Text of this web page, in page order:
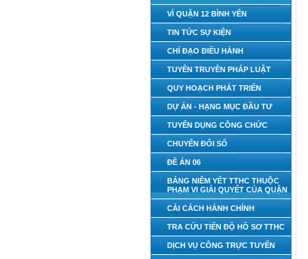
VÌ QUẬN 12 BÌNH YÊN
TIN TỨC SỰ KIỆN
CHỈ ĐẠO ĐIỀU HÀNH
TUYÊN TRUYỀN PHÁP LUẬT
QUY HOẠCH PHÁT TRIỂN
DỰ ÁN - HẠNG MỤC ĐẦU TƯ
TUYỂN DỤNG CÔNG CHỨC
CHUYỂN ĐỔI SỐ
ĐỀ ÁN 06
BẢNG NIÊM YẾT TTHC THUỘC
PHẠM VI GIẢI QUYẾT CỦA QUẬN
CẢI CÁCH HÀNH CHÍNH
TRA CỨU TIẾN ĐỘ HỒ SƠ TTHC
DỊCH VỤ CÔNG TRỰC TUYẾN